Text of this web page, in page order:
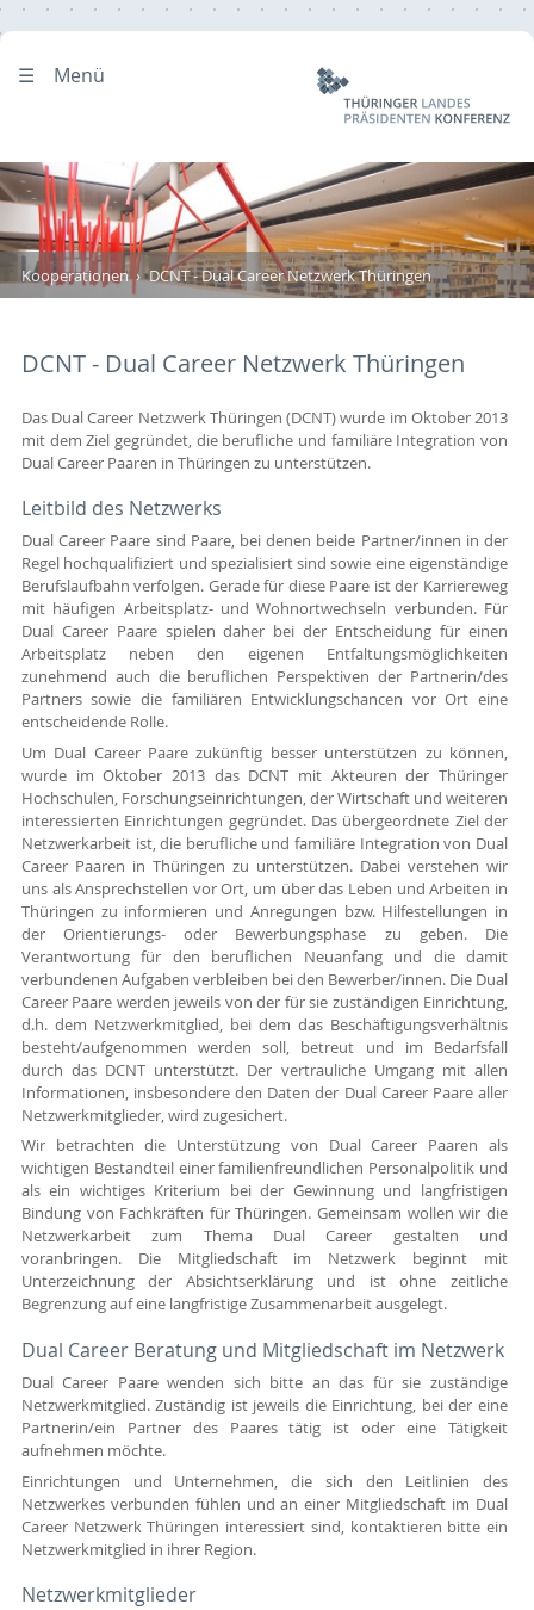
Menü
Kooperationen DCNT - Dual Career Netzwerk Thüringen
DCNT - Dual Career Netzwerk Thüringen
Das Dual Career Netzwerk Thüringen (DCNT) wurde im Oktober 2013
mit dem Ziel gegründet, die berufliche und familiäre Integration von
Dual Career Paaren in Thüringen zu unterstützen.
Leitbild des Netzwerks
Dual Career Paare sind Paare, bei denen beide Partner/innen in der
Regel hochqualifiziert und spezialisiert sind sowie eine eigenständige
Berufslaufbahn verfolgen. Gerade für diese Paare ist der Karriereweg
mit häufigen Arbeitsplatz- und Wohnortwechseln verbunden. Für
Dual Career Paare spielen daher bei der Entscheidung für einen
Arbeitsplatz neben den eigenen Entfaltungsmöglichkeiten
zunehmend auch die beruflichen Perspektiven der Partnerin/des
Partners sowie die familiären Entwicklungschancen vor Ort eine
entscheidende Rolle.
Um Dual Career Paare zukünftig besser unterstützen zu können,
wurde im Oktober 2013 das DCNT mit Akteuren der Thüringer
Hochschulen, Forschungseinrichtungen, der Wirtschaft und weiteren
interessierten Einrichtungen gegründet. Das übergeordnete Ziel der
Netzwerkarbeit ist, die berufliche und familiäre Integration von Dual
Career Paaren in Thüringen zu unterstützen. Dabei verstehen wir
uns als Ansprechstellen vor Ort, um über das Leben und Arbeiten in
Thüringen zu informieren und Anregungen bzw. Hilfestellungen in
der Orientierungs- oder Bewerbungsphase zu geben. Die
Verantwortung für den beruflichen Neuanfang und die damit
verbundenen Aufgaben verbleiben bei den Bewerber/innen. Die Dual
Career Paare werden jeweils von der für sie zuständigen Einrichtung,
d.h. dem Netzwerkmitglied, bei dem das Beschäftigungsverhältnis
besteht/aufgenommen werden soll, betreut und im Bedarfsfall
durch das DCNT unterstützt. Der vertrauliche Umgang mit allen
Informationen, insbesondere den Daten der Dual Career Paare aller
Netzwerkmitglieder, wird zugesichert.
Wir betrachten die Unterstützung von Dual Career Paaren als
wichtigen Bestandteil einer familienfreundlichen Personalpolitik und
als ein wichtiges Kriterium bei der Gewinnung und langfristigen
Bindung von Fachkräften für Thüringen. Gemeinsam wollen wir die
Netzwerkarbeit zum Thema Dual Career gestalten und
voranbringen. Die Mitgliedschaft im Netzwerk beginnt mit
Unterzeichnung der Absichtserklärung und ist ohne zeitliche
Begrenzung auf eine langfristige Zusammenarbeit ausgelegt.
Dual Career Beratung und Mitgliedschaft im Netzwerk
Dual Career Paare wenden sich bitte an das für sie zuständige
Netzwerkmitglied. Zuständig ist jeweils die Einrichtung, bei der eine
Partnerin/ein Partner des Paares tätig ist oder eine Tätigkeit
aufnehmen möchte.
Einrichtungen und Unternehmen, die sich den Leitlinien des
Netzwerkes verbunden fühlen und an einer Mitgliedschaft im Dual
Career Netzwerk Thüringen interessiert sind, kontaktieren bitte ein
Netzwerkmitglied in ihrer Region.
Netzwerkmitglieder